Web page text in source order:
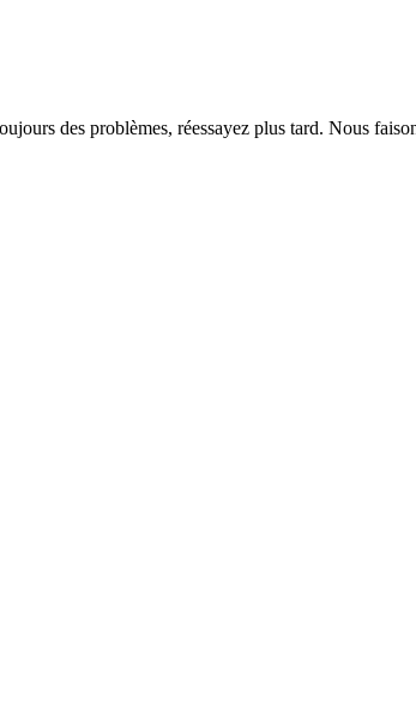
des problèmes, réessayez plus tard. Nous